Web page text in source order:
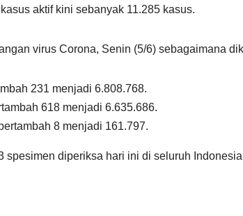
aktif kini sebanyak 11.285 kasus.
virus Corona, Senin (5/6) sebagaimana
231 menjadi 6.808.768.
618 menjadi 6.635.686.
8 menjadi 161.797.
spesimen diperiksa hari ini di seluruh